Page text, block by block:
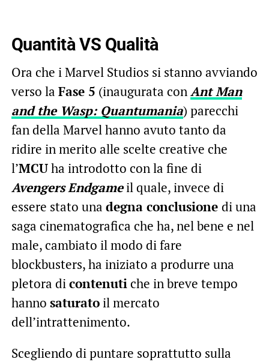
Quantità VS Qualità
Ora che i Marvel Studios si stanno avviando
verso la Fase 5 (inaugurata conAnt Man
and the Wasp: Quantumania) parecchi
fan della Marvel hanno avuto tanto da
ridire in merito alle scelte creative che
l’MCUha introdotto con la fine di
AvengersEndgame il quale, invece di
essere stato una degna conclusione di una
saga cinematografica che ha, nel bene e nel
male, cambiato il modo di fare
blockbusters, ha iniziato a produrre una
pletora dicontenutiche in breve tempo
hanno saturatoil mercato
dell’intrattenimento.
Scegliendo di puntare soprattutto sulla